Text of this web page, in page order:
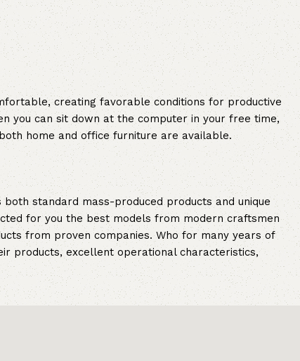
creating favorable conditions for productive
you can sit down at the computer in your free time,
home and office furniture are available.
standard mass-produced products and unique
for you the best models from modern craftsmen
from proven companies. Who for many years of
products, excellent operational characteristics,